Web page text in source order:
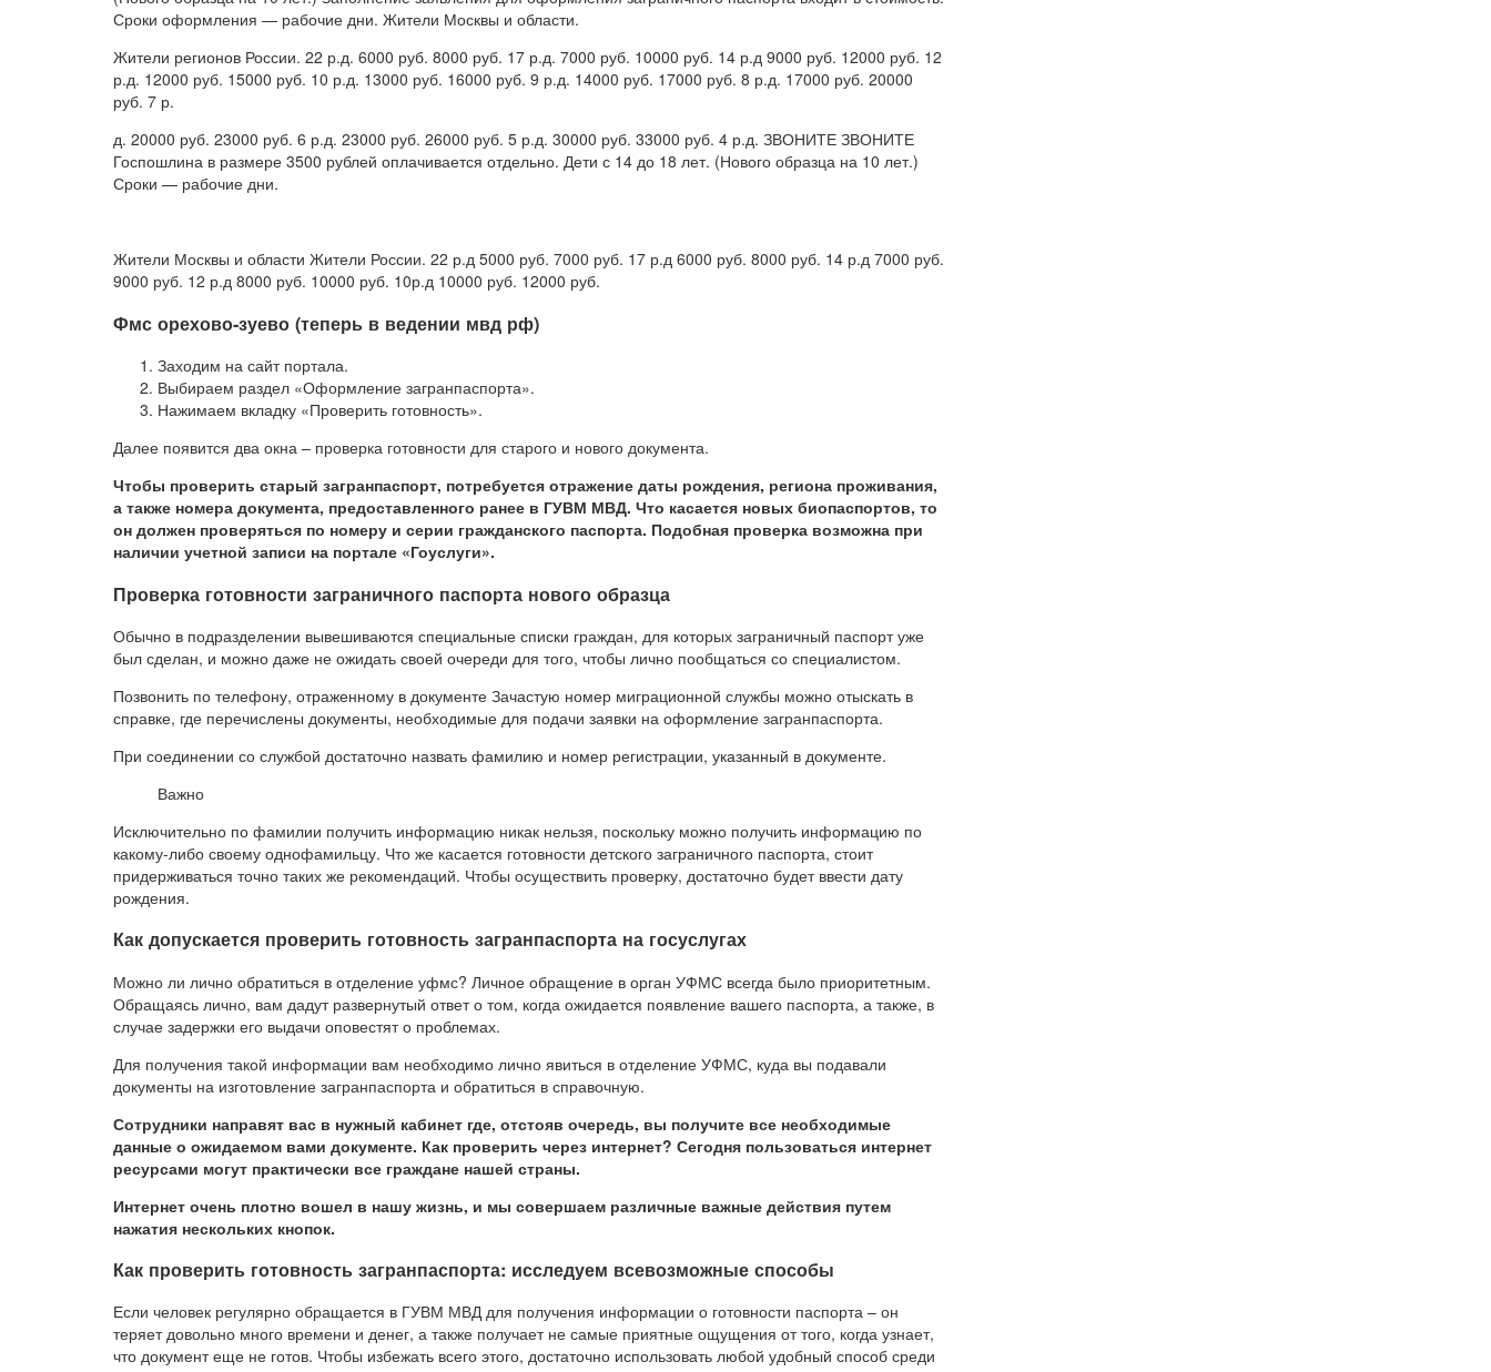
Сроки оформления — рабочие дни. Жители Москвы и области.
Жители регионов России. 22 р.д. 6000 руб. 8000 руб. 17 р.д. 7000 руб. 10000 руб. 14 р.д 9000 руб. 12000 руб. 12
р.д. 12000 руб. 15000 руб. 10 р.д. 13000 руб. 16000 руб. 9 р.д. 14000 руб. 17000 руб. 8 р.д. 17000 руб. 20000
руб. 7 р.
д. 20000 руб. 23000 руб. 6 р.д. 23000 руб. 26000 руб. 5 р.д. 30000 руб. 33000 руб. 4 р.д. ЗВОНИТЕ ЗВОНИТЕ
Госпошлина в размере 3500 рублей оплачивается отдельно. Дети с 14 до 18 лет. (Нового образца на 10 лет.)
Сроки — рабочие дни.
Жители Москвы и области Жители России. 22 р.д 5000 руб. 7000 руб. 17 р.д 6000 руб. 8000 руб. 14 р.д 7000 руб.
9000 руб. 12 р.д 8000 руб. 10000 руб. 10р.д 10000 руб. 12000 руб.
Фмс орехово-зуево (теперь в ведении мвд рф)
Заходим на сайт портала.
Выбираем раздел «Оформление загранпаспорта».
Нажимаем вкладку «Проверить готовность».
Далее появится два окна – проверка готовности для старого и нового документа.
Чтобы проверить старый загранпаспорт, потребуется отражение даты рождения, региона проживания,
а также номера документа, предоставленного ранее в ГУВМ МВД. Что касается новых биопаспортов, то
он должен проверяться по номеру и серии гражданского паспорта. Подобная проверка возможна при
наличии учетной записи на портале «Гоуслуги».
Проверка готовности заграничного паспорта нового образца
Обычно в подразделении вывешиваются специальные списки граждан, для которых заграничный паспорт уже
был сделан, и можно даже не ожидать своей очереди для того, чтобы лично пообщаться со специалистом.
Позвонить по телефону, отраженному в документе Зачастую номер миграционной службы можно отыскать в
справке, где перечислены документы, необходимые для подачи заявки на оформление загранпаспорта.
При соединении со службой достаточно назвать фамилию и номер регистрации, указанный в документе.
Важно
Исключительно по фамилии получить информацию никак нельзя, поскольку можно получить информацию по
какому-либо своему однофамильцу. Что же касается готовности детского заграничного паспорта, стоит
придерживаться точно таких же рекомендаций. Чтобы осуществить проверку, достаточно будет ввести дату
рождения.
Как допускается проверить готовность загранпаспорта на госуслугах
Можно ли лично обратиться в отделение уфмс? Личное обращение в орган УФМС всегда было приоритетным.
Обращаясь лично, вам дадут развернутый ответ о том, когда ожидается появление вашего паспорта, а также, в
случае задержки его выдачи оповестят о проблемах.
Для получения такой информации вам необходимо лично явиться в отделение УФМС, куда вы подавали
документы на изготовление загранпаспорта и обратиться в справочную.
Сотрудники направят вас в нужный кабинет где, отстояв очередь, вы получите все необходимые
данные о ожидаемом вами документе. Как проверить через интернет? Сегодня пользоваться интернет
ресурсами могут практически все граждане нашей страны.
Интернет очень плотно вошел в нашу жизнь, и мы совершаем различные важные действия путем
нажатия нескольких кнопок.
Как проверить готовность загранпаспорта: исследуем всевозможные способы
Если человек регулярно обращается в ГУВМ МВД для получения информации о готовности паспорта – он
теряет довольно много времени и денег, а также получает не самые приятные ощущения от того, когда узнает,
что документ еще не готов. Чтобы избежать всего этого, достаточно использовать любой удобный способ среди